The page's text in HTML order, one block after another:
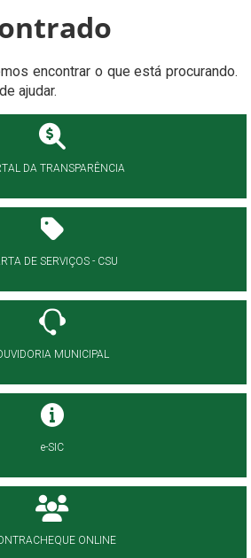
encontrar o que está procurando.
ajudar.
DA TRANSPARÊNCIA
DE SERVIÇOS - CSU
MUNICIPAL
e-SIC
ONLINE